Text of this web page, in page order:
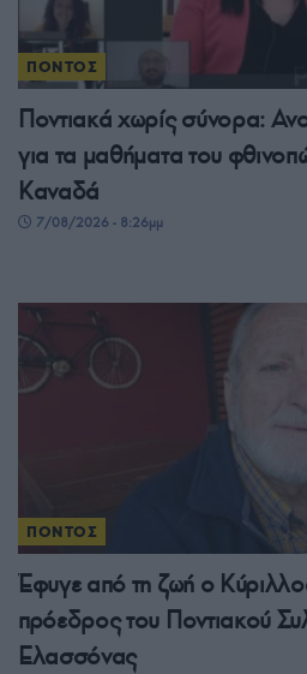
ΠΟΝΤΟΣ
Ποντιακά χωρίς σύνορα:
για τα μαθήματα του
Καναδά
7/08/2026 - 8:26μμ
ΠΟΝΤΟΣ
Έφυγε από τη ζωή ο
πρόεδρος του Ποντιακού
Ελασσόνας